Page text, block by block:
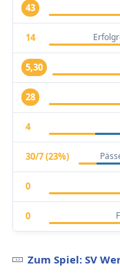
43
14
5,30
28
4
30/7 (23%)
0
0
Zum Spiel: SV